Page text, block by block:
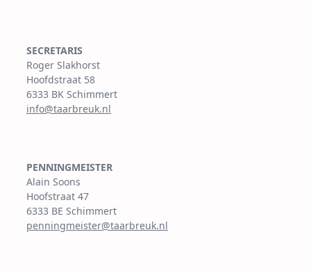
SECRETARIS
Roger Slakhorst
Hoofdstraat 58
6333 BK Schimmert
info@taarbreuk.nl
PENNINGMEISTER
Alain Soons
Hoofstraat 47
6333 BE Schimmert
penningmeister@taarbreuk.nl